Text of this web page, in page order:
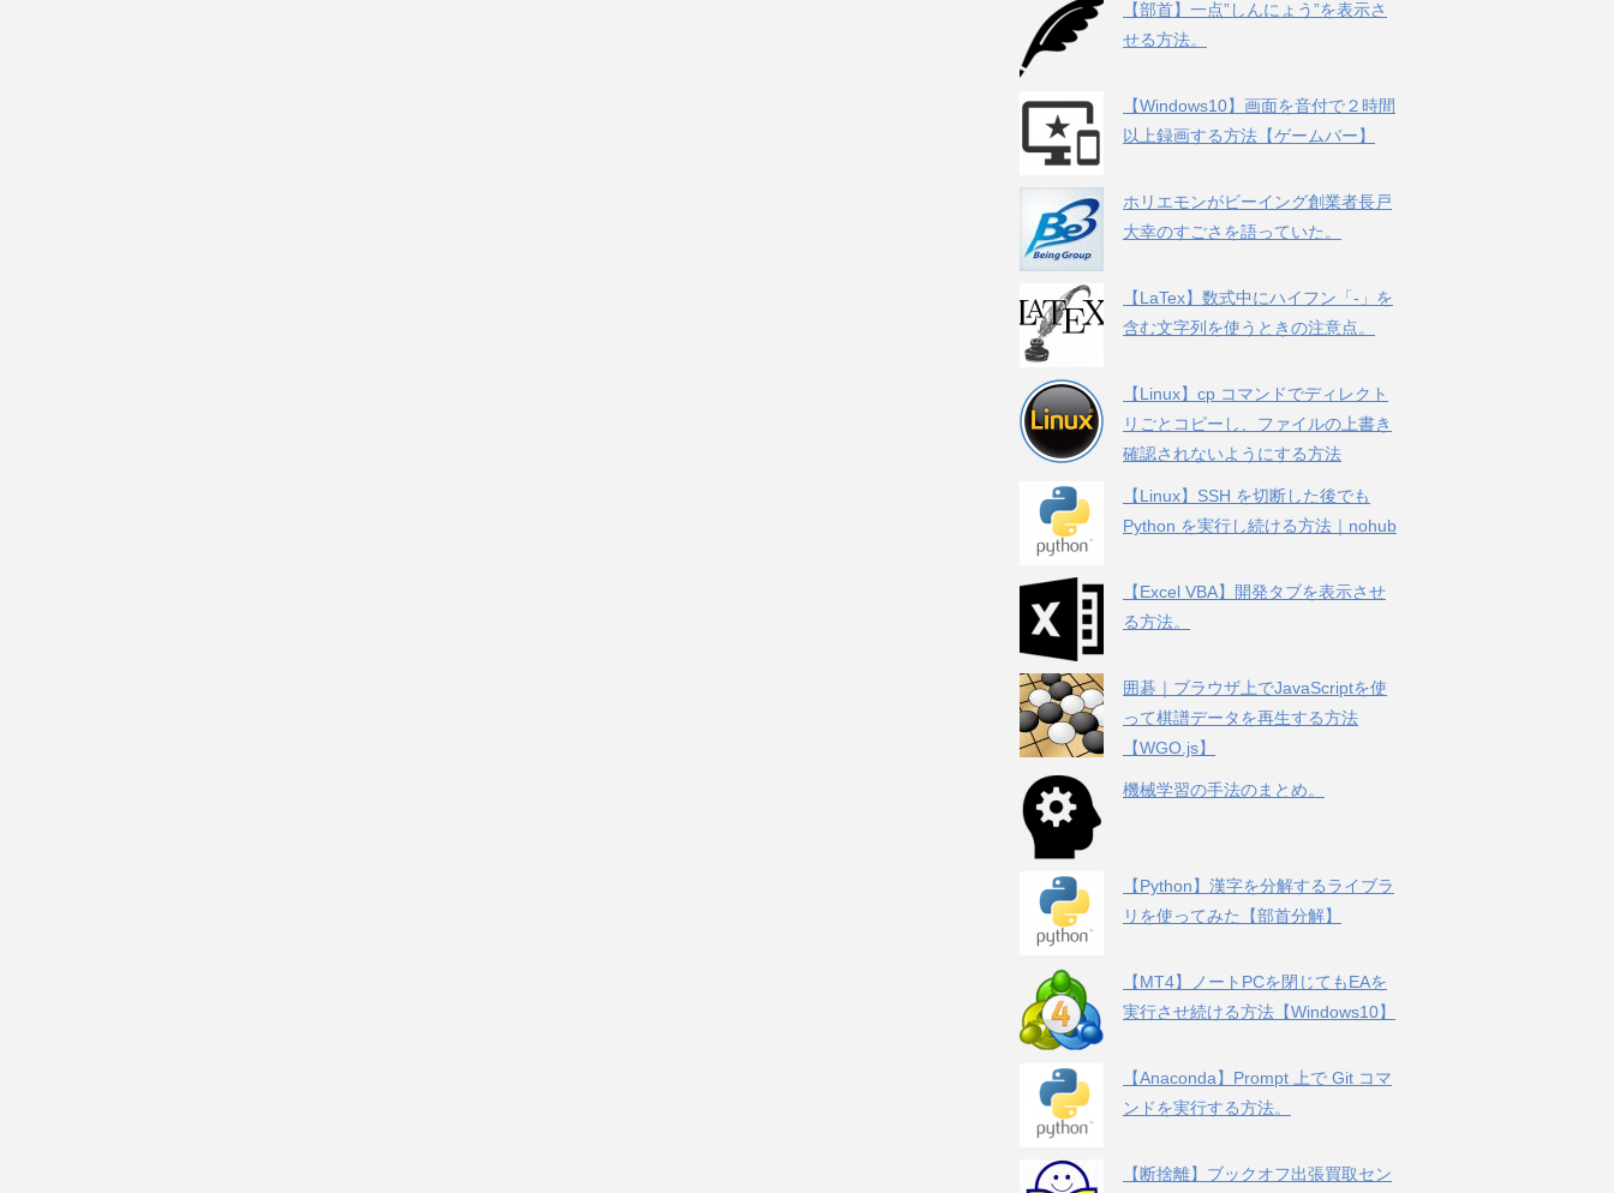
【部首】一点”しんにょう”を表示さ
せる方法。
【Windows10】画面を音付で２時間
以上録画する方法【ゲームバー】
ホリエモンがビーイング創業者長戸
大幸のすごさを語っていた。
【LaTex】数式中にハイフン「-」を
含む文字列を使うときの注意点。
【Linux】cp コマンドでディレクト
リごとコピーし、ファイルの上書き
確認されないようにする方法
【Linux】SSH を切断した後でも
Python を実行し続ける方法｜nohub
【Excel VBA】開発タブを表示させ
る方法。
囲碁｜ブラウザ上でJavaScriptを使
って棋譜データを再生する方法
【WGO.js】
機械学習の手法のまとめ。
【Python】漢字を分解するライブラ
リを使ってみた【部首分解】
【MT4】ノートPCを閉じてもEAを
実行させ続ける方法【Windows10】
【Anaconda】Prompt 上で Git コマ
ンドを実行する方法。
【断捨離】ブックオフ出張買取セン